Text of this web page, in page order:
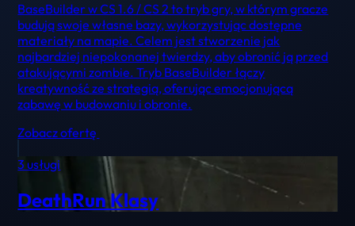
BaseBuilder w CS 1.6 / CS 2 to tryb gry, w którym gracze
budują swoje własne bazy, wykorzystując dostępne
materiały na mapie. Celem jest stworzenie jak
najbardziej niepokonanej twierdzy, aby obronić ją przed
atakującymi zombie. Tryb BaseBuilder łączy
kreatywność ze strategią, oferując emocjonującą
zabawę w budowaniu i obronie.
Zobacz ofertę
3 usługi
DeathRun Klasy